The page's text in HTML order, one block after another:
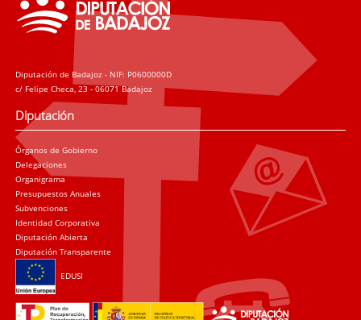
Diputación de Badajoz - NIF: P0600000D
c/ Felipe Checa, 23 - 06071 Badajoz
Diputación
Órganos de Gobierno
Delegaciones
Organigrama
Presupuestos Anuales
Subvenciones
Identidad Corporativa
Diputación Abierta
Diputación Transparente
EDUSI